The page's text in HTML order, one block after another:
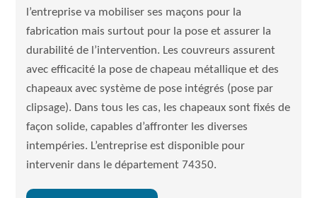
l’entreprise va mobiliser ses maçons pour la
fabrication mais surtout pour la pose et assurer la
durabilité de l’intervention. Les couvreurs assurent
avec efficacité la pose de chapeau métallique et des
chapeaux avec système de pose intégrés (pose par
clipsage). Dans tous les cas, les chapeaux sont fixés de
façon solide, capables d’affronter les diverses
intempéries. L’entreprise est disponible pour
intervenir dans le département 74350.